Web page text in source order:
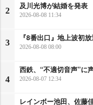
2
及川光博が結婚を発表
2026-08-08 11:34
3
『8番出口』地上波初
2026-08-08 08:00
4
西鉄、“不適切音声”に
2026-08-07 12:34
レインボー池田、佐藤